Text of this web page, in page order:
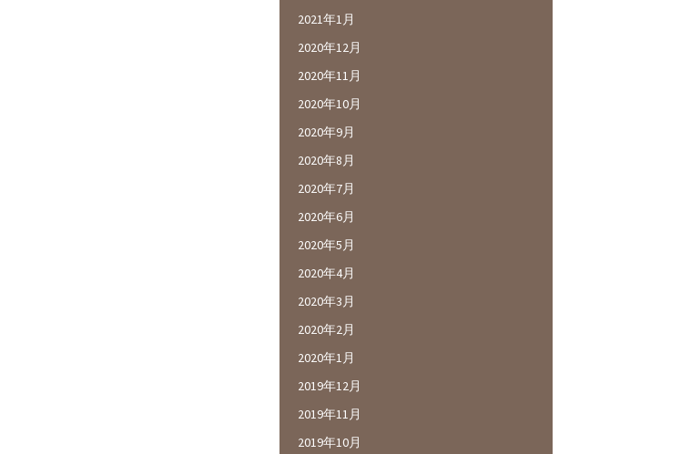
2021年1月
2020年12月
2020年11月
2020年10月
2020年9月
2020年8月
2020年7月
2020年6月
2020年5月
2020年4月
2020年3月
2020年2月
2020年1月
2019年12月
2019年11月
2019年10月